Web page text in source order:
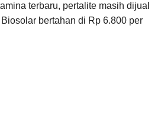
terbaru, pertalite masih dijual
bertahan di Rp 6.800 per